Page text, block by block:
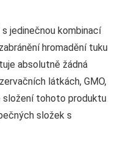
jedinečnou kombinací
hromadění tuku
absolutně žádná
látkách, GMO,
složení tohoto produktu
složek s